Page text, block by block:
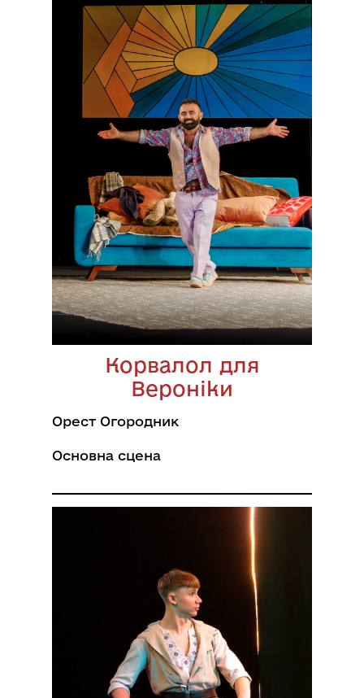
Корвалол для
Вероніки
Орест Огородник
Основна сцена